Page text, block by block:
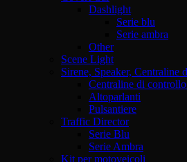
Dashlight
Serie blu
Serie ambra
Other
Scene Light
Sirene, Speaker, Centraline
Centraline di
Altoparlanti
Pulsantiere
Traffic Director
Serie Blu
Serie Ambra
Kit per motoveicoli